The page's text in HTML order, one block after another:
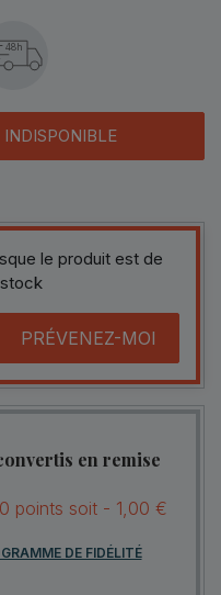
48h
le produit est de
PRÉVENEZ-MOI
en remise
points soit - 1,00 €
DE FIDÉLITÉ